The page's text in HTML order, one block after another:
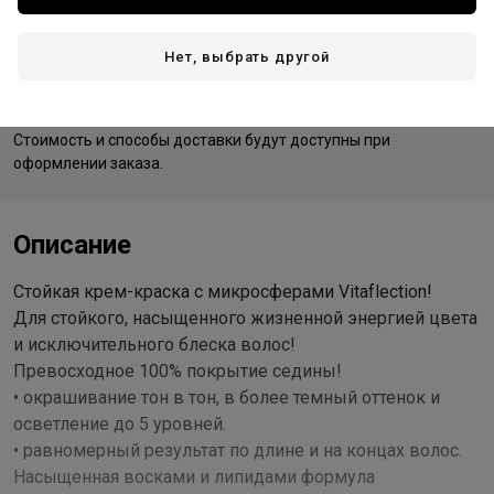
Стоимость и способы доставки будут доступны при
оформлении заказа.
Описание
Стойкая крем-краска с микросферами Vitaflection!
Для стойкого, насыщенного жизненной энергией цвета
и исключительного блеска волос!
Превосходное 100% покрытие седины!
• окрашивание тон в тон, в более темный оттенок и
осветление до 5 уровней.
• равномерный результат по длине и на концах волос.
Насыщенная восками и липидами формула
Нет, выбрать другой